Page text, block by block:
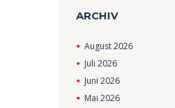
ARCHIV
August2026
Juli2026
Juni2026
Mai2026